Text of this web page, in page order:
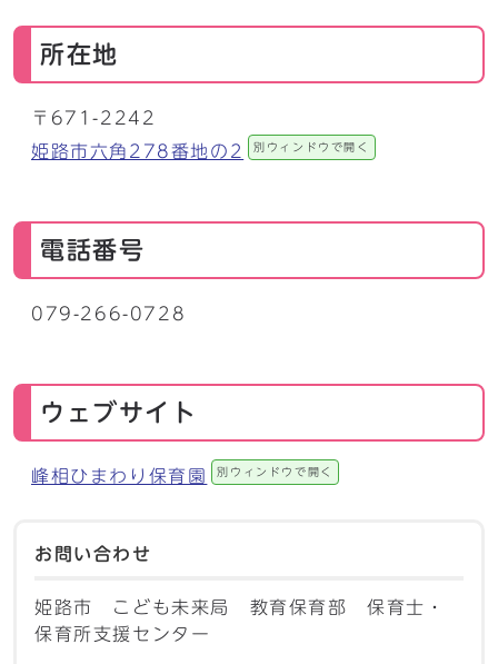
所在地
〒671-2242
姫路市六角278番地の2
別ウィンドウで開く
電話番号
079-266-0728
ウェブサイト
峰相ひまわり保育園 別ウィンドウで開く
お問い合わせ
姫路市 こども未来局 教育保育部 保育士・
保育所支援センター